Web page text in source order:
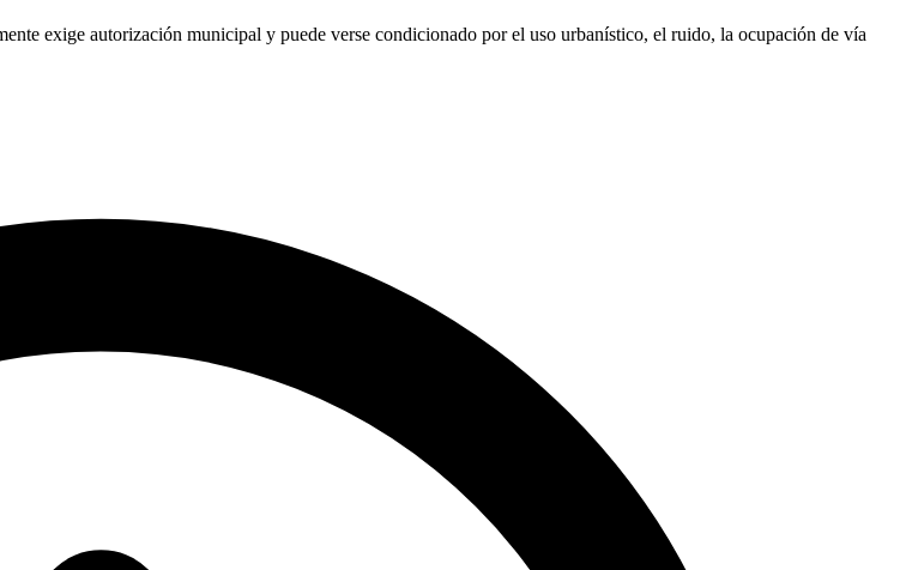
exige autorización municipal y puede verse condicionado por el uso urbanístico, el ruido, la ocupación de vía